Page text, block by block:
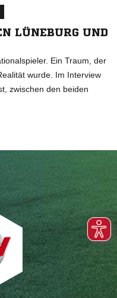
LÜNEBURG UND
Ein Traum, der
wurde. Im Interview
zwischen den beiden